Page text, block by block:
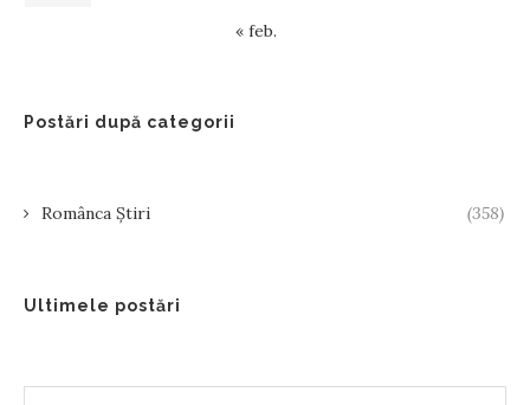
« feb.
Postări după categorii
Românca Știri (358)
Ultimele postări